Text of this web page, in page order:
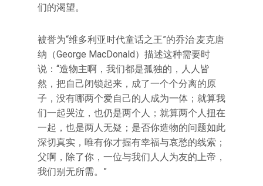
们的渴望。
被誉为“维多利亚时代童话之王”的乔治·麦克唐
纳（George MacDonald）描述这种需要时
说：“造物主啊，我们都是孤独的，人人皆
然，把自己闭锁起来，成了一个个分离的原
子，没有哪两个爱自己的人成为一体；就算我
们一起哭泣，也仍是两个人；就算两个人扭在
一起，也是两人无疑；是否你造物的问题如此
深切真实，唯有你才握有幸福与哀愁的线索；
父啊，除了你，一位与我们人人为友的上帝，
我们别无所需。”